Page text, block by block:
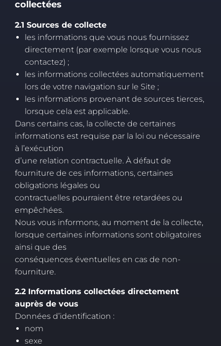
collectées
2.1 Sources de collecte
les informations que vous nous fournissez
directement (par exemple lorsque vous nous
contactez) ;
les informations collectées automatiquement
lors de votre navigation sur le Site ;
les informations provenant de sources tierces,
lorsque cela est applicable.
Dans certains cas, la collecte de certaines
informations est requise par la loi ou nécessaire
à l’exécution
d’une relation contractuelle. À défaut de
fourniture de ces informations, certaines
obligations légales ou
contractuelles pourraient être retardées ou
empêchées.
Nous vous informons, au moment de la collecte,
lorsque certaines informations sont obligatoires
ainsi que des
conséquences éventuelles en cas de non-
fourniture.
2.2 Informations collectées directement
auprès de vous
Données d’identification :
nom
sexe